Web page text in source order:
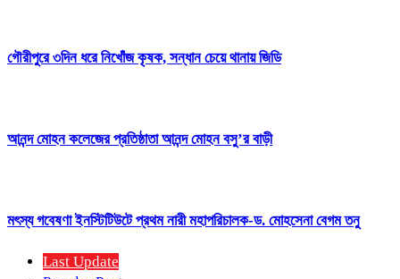
গৌরীপুরে ৩দিন ধরে নিখোঁজ কৃষক, সন্ধান চেয়ে থানায় জিডি
আনন্দ মোহন কলেজের প্রতিষ্ঠাতা আনন্দ মোহন বসু’র বাড়ী
মৎস্য গবেষণা ইনস্টিটিউটে প্রথম নারী মহাপরিচালক-ড. মোহসেনা বেগম তনু
Last Update